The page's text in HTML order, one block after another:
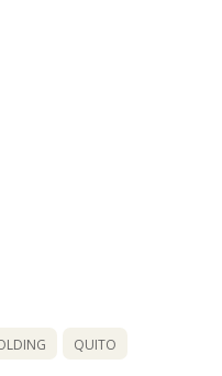
QUITO